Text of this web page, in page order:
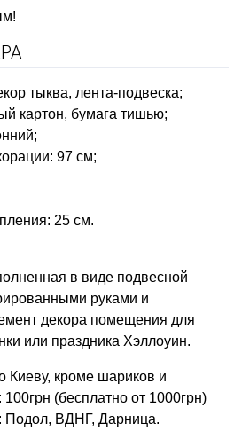
тыква, лента-подвеска;
картон, бумага тишью;
97 см;
25 см.
в виде подвесной
руками и
декора помещения для
или праздника Хэллоуин.
Киеву, кроме шариков и
100грн (бесплатно от 1000грн)
Подол, ВДНГ, Дарница.